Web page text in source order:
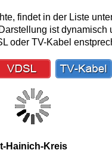
findet in der Liste
ist dynamisch
oder TV-Kabel
Hainich-Kreis